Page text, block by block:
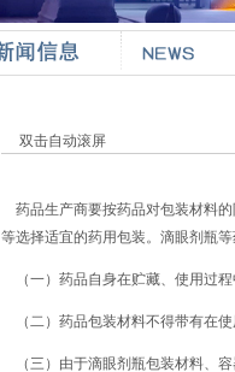
双击自动滚屏
药品生产商要按药品对包装材料
等选择适宜的药用包装。滴眼剂瓶
（一）药品自身在贮藏、使用过
（二）药品包装材料不得带有在
（三）由于滴眼剂瓶包装材料、